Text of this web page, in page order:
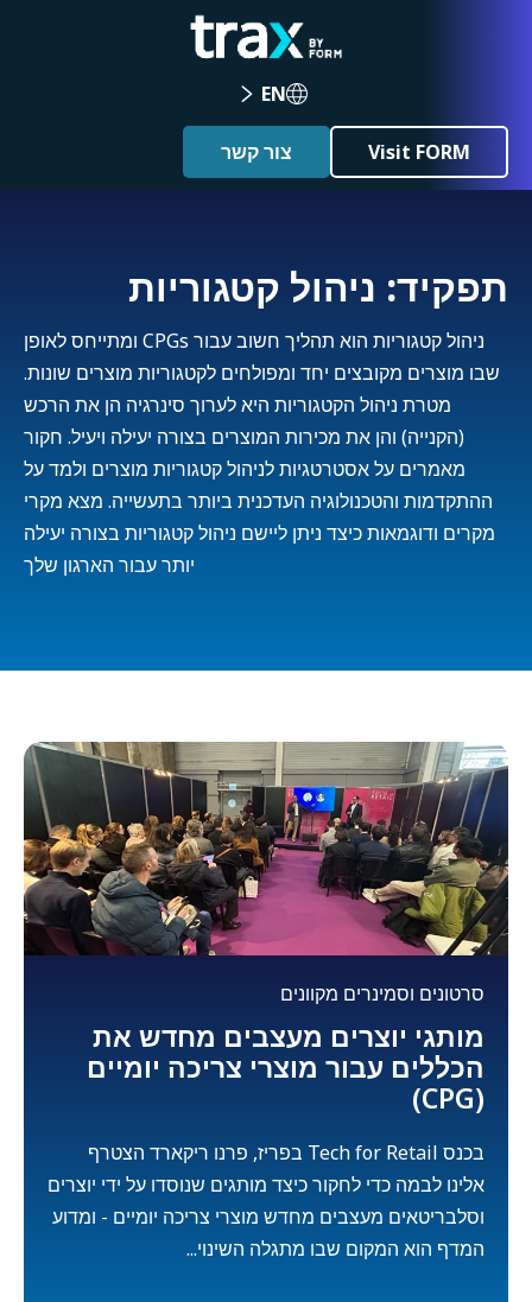
EN
Visit FORM צור קשר
תפקיד: ניהול קטגוריות
ניהול קטגוריות הוא תהליך חשוב עבור CPGs ומתייחס לאופן
שבו מוצרים מקובצים יחד ומפולחים לקטגוריות מוצרים שונות.
מטרת ניהול הקטגוריות היא לערוך סינרגיה הן את הרכש
(הקנייה) והן את מכירות המוצרים בצורה יעילה ויעיל. חקור
מאמרים על אסטרטגיות לניהול קטגוריות מוצרים ולמד על
ההתקדמות והטכנולוגיה העדכנית ביותר בתעשייה. מצא מקרי
מקרים ודוגמאות כיצד ניתן ליישם ניהול קטגוריות בצורה יעילה
יותר עבור הארגון שלך
סרטונים וסמינרים מקוונים
מותגי יוצרים מעצבים מחדש את
הכללים עבור מוצרי צריכה יומיים
(CPG)
בכנס Tech for Retail בפריז, פרנו ריקארד הצטרף
אלינו לבמה כדי לחקור כיצד מותגים שנוסדו על ידי יוצרים
וסלבריטאים מעצבים מחדש מוצרי צריכה יומיים - ומדוע
המדף הוא המקום שבו מתגלה השינוי...